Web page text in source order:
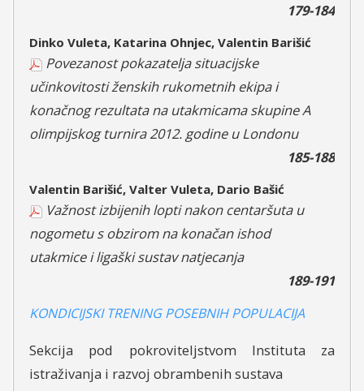
179-184
Dinko Vuleta, Katarina Ohnjec, Valentin Barišić
Povezanost pokazatelja situacijske
učinkovitosti ženskih rukometnih ekipa i
konačnog rezultata na utakmicama skupine A
olimpijskog turnira 2012. godine u Londonu
185-188
Valentin Barišić, Valter Vuleta, Dario Bašić
Važnost izbijenih lopti nakon centaršuta u
nogometu s obzirom na konačan ishod
utakmice i ligaški sustav natjecanja
189-191
KONDICIJSKI TRENING POSEBNIH POPULACIJA
Sekcija pod pokroviteljstvom Instituta za
istraživanja i razvoj obrambenih sustava